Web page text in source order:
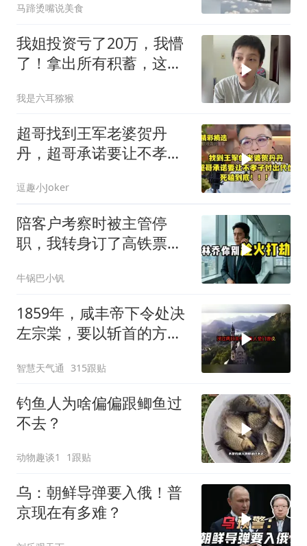
马蹄烫嘴说美食
我姐投资亏了20万，我懵
了！拿出所有积蓄，这是
我是六耳猕猴
超哥找到王军老婆贺丹
丹，超哥承诺要让不孝子
逗趣小Joker
陪客户考察时被主管停
职，我转身订了高铁票。
亿合同没你根本签不了
牛锅巴小钒
1859年，咸丰帝下令处决
左宗棠，要以斩首的方式
的关头
智慧天气通 315跟贴
钓鱼人为啥偏偏跟鲫鱼过
不去？
动物趣谈1 1跟贴
乌：朝鲜导弹要入俄！普
京现在有多难？